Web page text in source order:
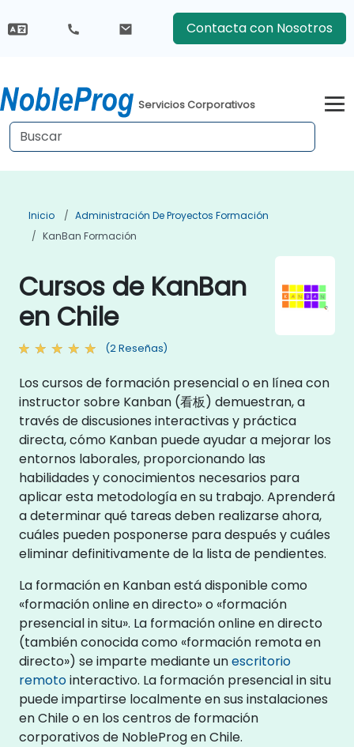
Contacta con Nosotros
Servicios Corporativos
Inicio
Administración De Proyectos Formación
KanBan Formación
Cursos de KanBan
en Chile
(2 Reseñas)
Los cursos de formación presencial o en línea con
instructor sobre Kanban (看板) demuestran, a
través de discusiones interactivas y práctica
directa, cómo Kanban puede ayudar a mejorar los
entornos laborales, proporcionando las
habilidades y conocimientos necesarios para
aplicar esta metodología en su trabajo. Aprenderá
a determinar qué tareas deben realizarse ahora,
cuáles pueden posponerse para después y cuáles
eliminar definitivamente de la lista de pendientes.
La formación en Kanban está disponible como
«formación online en directo» o «formación
presencial in situ». La formación online en directo
(también conocida como «formación remota en
directo») se imparte mediante unescritorio
remotointeractivo. La formación presencial in situ
puede impartirse localmente en sus instalaciones
en Chile o en los centros de formación
corporativos de NobleProg en Chile.